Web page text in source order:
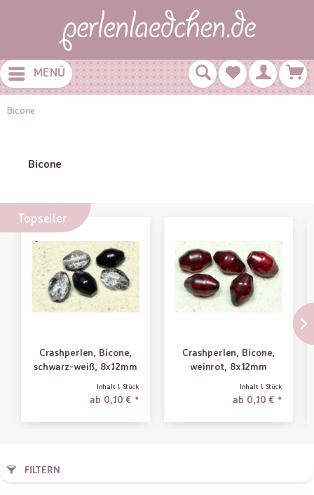
MENÜ
Bicone
Bicone
Topseller
Crashperlen, Bicone,
schwarz-weiß, 8x12mm
Inhalt 1 Stück
ab 0,10 € *
Crashperlen, Bicone,
weinrot, 8x12mm
Inhalt 1 Stück
ab 0,10 € *
FILTERN